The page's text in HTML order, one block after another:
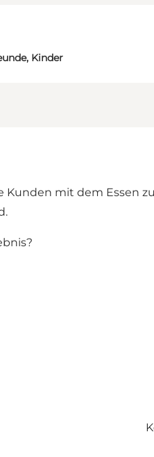
Kinder
Kunden mit dem Essen